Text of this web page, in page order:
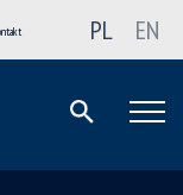
PL EN